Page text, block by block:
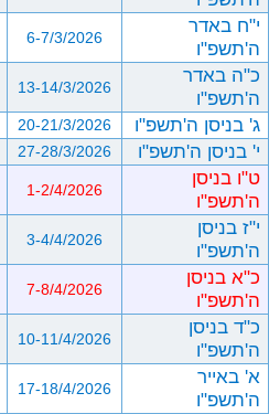
י"ח באדר
ה'תשפ"ו
6-7/3/2026
כ"ה באדר
ה'תשפ"ו
13-14/3/2026
ג' בניסן ה'תשפ"ו 20-21/3/2026
י' בניסן ה'תשפ"ו 27-28/3/2026
ט"ו בניסן
ה'תשפ"ו
1-2/4/2026
י"ז בניסן
ה'תשפ"ו
3-4/4/2026
כ"א בניסן
ה'תשפ"ו
7-8/4/2026
כ"ד בניסן
ה'תשפ"ו
10-11/4/2026
א' באייר
ה'תשפ"ו
17-18/4/2026